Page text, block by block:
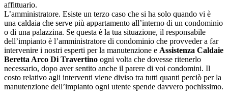
affittuario.
L’amministratore. Esiste un terzo caso che si ha solo quando vi è
una caldaia che serve più appartamento all’interno di un condominio
o di una palazzina. Se questa è la tua situazione, il responsabile
dell’impianto è l’amministratore di condominio che provveder a far
intervenire i nostri esperti per la manutenzione e Assistenza Caldaie
Beretta Arco Di Travertino ogni volta che dovesse ritenerlo
necessario, dopo aver sentito anche il parere di voi condomini. Il
costo relativo agli interventi viene diviso tra tutti quanti perciò per la
manutenzione dell’impianto ogni utente spende davvero pochissimo.